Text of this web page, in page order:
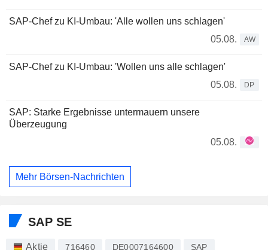
SAP-Chef zu KI-Umbau: 'Alle wollen uns schlagen'
05.08.
AW
SAP-Chef zu KI-Umbau: 'Wollen uns alle schlagen'
05.08.
DP
SAP: Starke Ergebnisse untermauern unsere
Überzeugung
05.08.
Mehr Börsen-Nachrichten
SAP SE
Aktie 716460 DE0007164600 SAP